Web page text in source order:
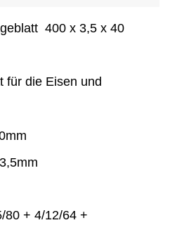
400 x 3,5 x 40
für die Eisen und
+ 4/12/64 +